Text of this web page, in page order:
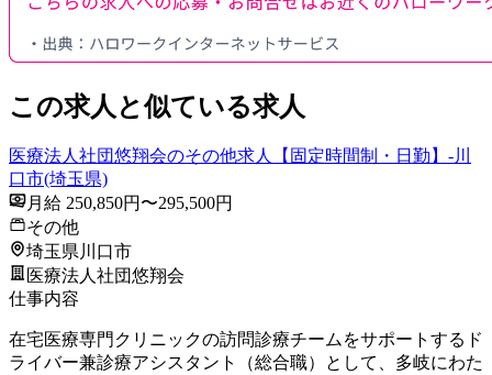
この求人と似ている求人
医療法人社団悠翔会のその他求人【固定時間制・日勤】-川
口市(埼玉県)
月給 250,850円〜295,500円
その他
埼玉県川口市
医療法人社団悠翔会
仕事内容
在宅医療専門クリニックの訪問診療チームをサポートするド
ライバー兼診療アシスタント（総合職）として、多岐にわた